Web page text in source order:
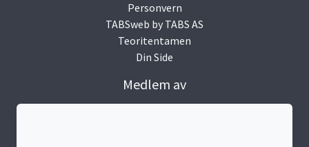
Personvern
TABSweb by TABS AS
Teoritentamen
Din Side
Medlem av